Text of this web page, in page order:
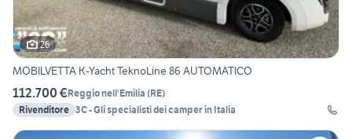
26
MOBILVETTA K-Yacht TeknoLine 86 AUTOMATICO
112.700 €Reggio nell'Emilia (RE)
Rivenditore 3C - Gli specialisti dei camper in Italia